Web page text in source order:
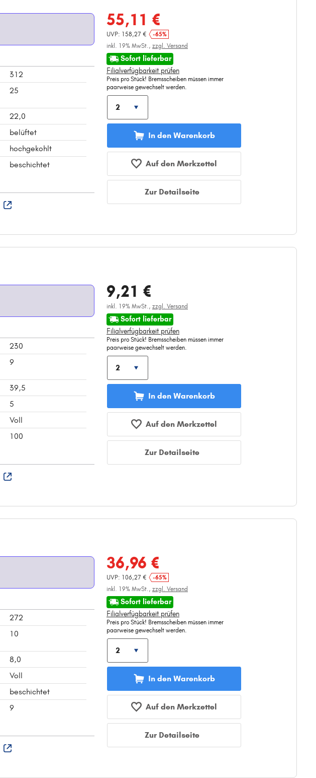
312
25
22,0
belüftet
hochgekohlt
beschichtet
55,11 €
UVP: 158,27 €
-65%
inkl. 19% MwSt., zzgl. Versand
Sofort lieferbar
Filialverfügbarkeit prüfen
Preis pro Stück! Bremsscheiben müssen immer
paarweise gewechselt werden.
In den Warenkorb
Auf den Merkzettel
Zur Detailseite
230
9
39,5
5
Voll
100
9,21 €
inkl. 19% MwSt., zzgl. Versand
Sofort lieferbar
Filialverfügbarkeit prüfen
Preis pro Stück! Bremsscheiben müssen immer
paarweise gewechselt werden.
In den Warenkorb
Auf den Merkzettel
Zur Detailseite
272
10
8,0
Voll
beschichtet
9
36,96 €
UVP: 106,27 €
-65%
inkl. 19% MwSt., zzgl. Versand
Sofort lieferbar
Filialverfügbarkeit prüfen
Preis pro Stück! Bremsscheiben müssen immer
paarweise gewechselt werden.
In den Warenkorb
Auf den Merkzettel
Zur Detailseite